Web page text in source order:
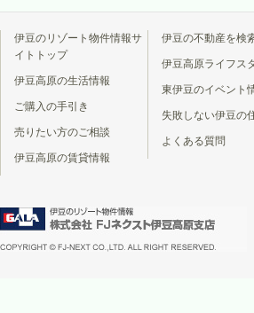
伊豆のリゾート物件情報サ
イトトップ
伊豆高原の生活情報
ご購入の手引き
売りたい方のご相談
伊豆高原の賃貸情報
伊豆の不動産を検
伊豆高原ライフス
東伊豆のイベント
失敗しない伊豆の
よくある質問